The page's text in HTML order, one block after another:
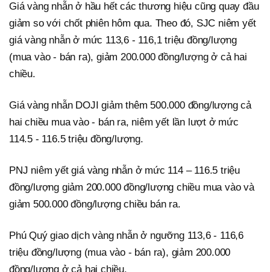
Giá vàng nhẫn ở hầu hết các thương hiệu cũng quay đầu
giảm so với chốt phiên hôm qua. Theo đó, SJC niêm yết
giá vàng nhẫn ở mức 113,6 - 116,1 triệu đồng/lượng
(mua vào - bán ra), giảm 200.000 đồng/lượng ở cả hai
chiều.
Giá vàng nhẫn DOJI giảm thêm 500.000 đồng/lượng cả
hai chiều mua vào - bán ra, niêm yết lần lượt ở mức
114.5 - 116.5 triệu đồng/lượng.
PNJ niêm yết giá vàng nhẫn ở mức 114 – 116.5 triệu
đồng/lượng giảm 200.000 đồng/lượng chiều mua vào và
giảm 500.000 đồng/lượng chiều bán ra.
Phú Quý giao dịch vàng nhẫn ở ngưỡng 113,6 - 116,6
triệu đồng/lượng (mua vào - bán ra), giảm 200.000
đồng/lượng ở cả hai chiều.